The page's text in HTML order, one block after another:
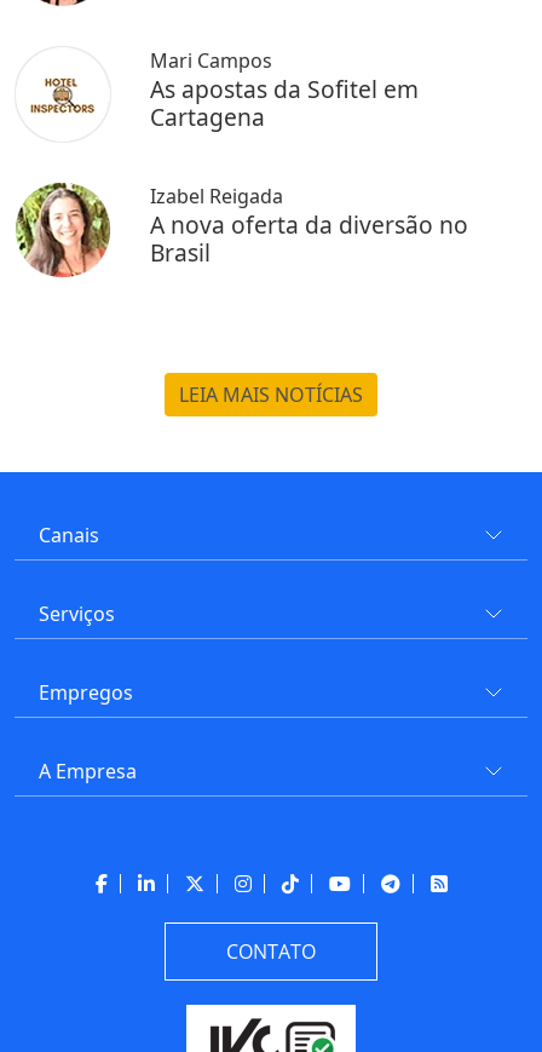
Mari Campos
As apostas da Sofitel em
Cartagena
Izabel Reigada
A nova oferta da diversão no
Brasil
LEIA MAIS NOTÍCIAS
Canais
Serviços
Empregos
A Empresa
CONTATO